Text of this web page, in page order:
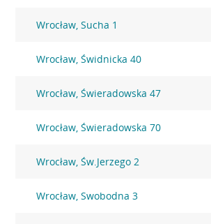
Wrocław, Sucha 1
Wrocław, Świdnicka 40
Wrocław, Świeradowska 47
Wrocław, Świeradowska 70
Wrocław, Św.Jerzego 2
Wrocław, Swobodna 3